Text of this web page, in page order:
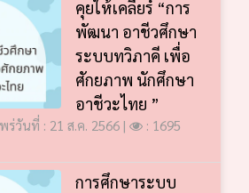
คุยให้เคลียร์ “การ
พัฒนา อาชีวศึกษา
ระบบทวิภาคี เพื่อ
ศักยภาพ นักศึกษา
อาชีวะไทย ”
ร่วันที่ : 21 ส.ค. 2566 | : 1695
การศึกษาระบบ